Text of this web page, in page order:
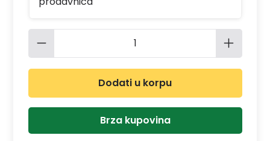
Količina proizvoda: Unesite
Dodati u korpu
Brza kupovina